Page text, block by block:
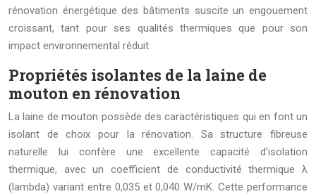
rénovation énergétique des bâtiments suscite un engouement
croissant, tant pour ses qualités thermiques que pour son
impact environnemental réduit.
Propriétés isolantes de la laine de
mouton en rénovation
La laine de mouton possède des caractéristiques qui en font un
isolant de choix pour la rénovation. Sa structure fibreuse
naturelle lui confère une excellente capacité d’isolation
thermique, avec un coefficient de conductivité thermique λ
(lambda) variant entre 0,035 et 0,040 W/mK. Cette performance